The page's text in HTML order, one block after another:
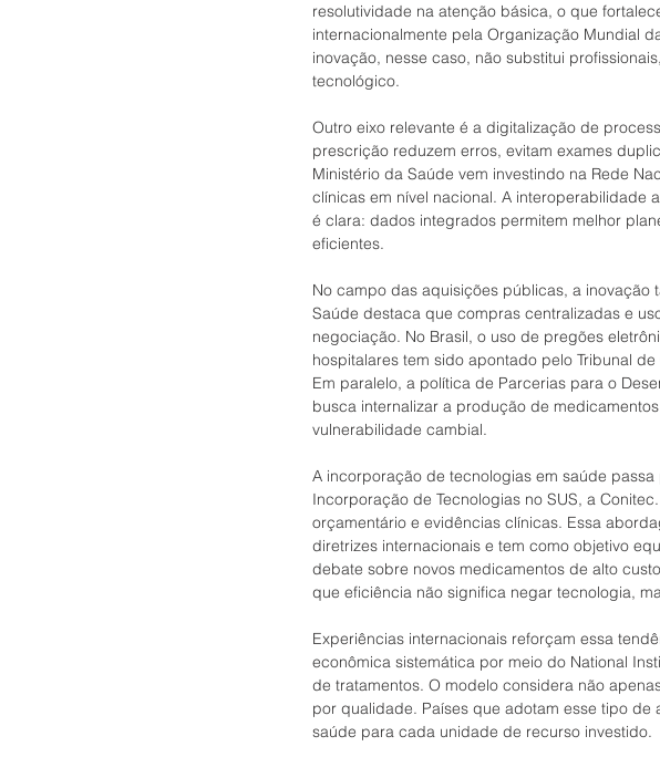
resolutividade na atenção básica, o que
internacionalmente pela Organização Mundial
inovação, nesse caso, não substitui
tecnológico.
Outro eixo relevante é a digitalização de
prescrição reduzem erros, evitam exames
Ministério da Saúde vem investindo na Rede
clínicas em nível nacional. A interoperabilidade
é clara: dados integrados permitem melhor
eficientes.
No campo das aquisições públicas, a
Saúde destaca que compras centralizadas e
negociação. No Brasil, o uso de pregões
hospitalares tem sido apontado pelo Tribunal
Em paralelo, a política de Parcerias para o
busca internalizar a produção de
vulnerabilidade cambial.
A incorporação de tecnologias em saúde
Incorporação de Tecnologias no SUS, a
orçamentário e evidências clínicas. Essa
diretrizes internacionais e tem como objetivo
debate sobre novos medicamentos de alto
que eficiência não significa negar tecnologia,
Experiências internacionais reforçam essa
econômica sistemática por meio do National
de tratamentos. O modelo considera não
por qualidade. Países que adotam esse tipo
saúde para cada unidade de recurso investido.